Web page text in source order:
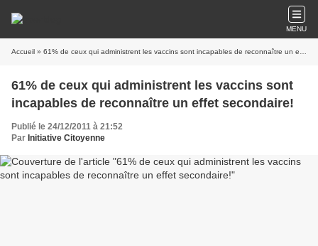
MENU
Accueil » 61% de ceux qui administrent les vaccins sont incapables de reconnaître un effet secondaire!
61% de ceux qui administrent les vaccins sont
incapables de reconnaître un effet secondaire!
Publié le 24/12/2011 à 21:52
Par Initiative Citoyenne